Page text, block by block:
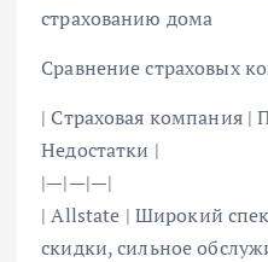
страхованию дома
Сравнение страховых
| Страховая компания |
Недостатки |
|—|—|—|
| Allstate | Широкий
скидки, сильное